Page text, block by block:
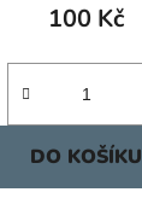
100 Kč
DO KOŠÍKU